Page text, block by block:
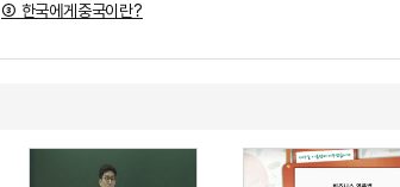
③ 한국에게중국이란?